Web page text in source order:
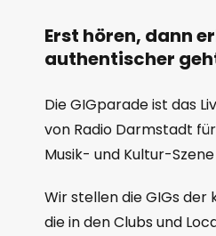
Erst hören, dann
authentischer
Die GIGparade ist das
von Radio Darmstadt
Musik- und Kultur-
Wir stellen die GIGs der
die in den Clubs und